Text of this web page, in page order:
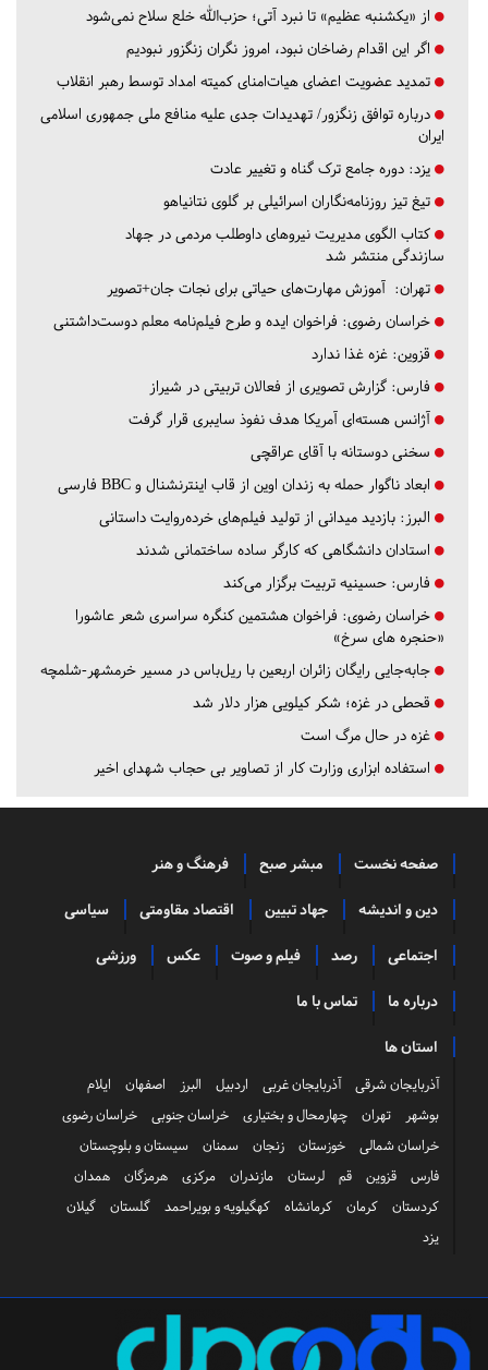
از «یکشنبه عظیم» تا نبرد آتی؛ حزب‌الله خلع سلاح نمی‌شود
اگر این اقدام رضاخان نبود، امروز نگران زنگزور نبودیم
تمدید عضویت اعضای هیات‌امنای کمیته امداد توسط رهبر انقلاب
درباره توافق زنگزور/ تهدیدات جدی علیه منافع ملی جمهوری اسلامی
ایران
یزد: دوره جامع ترک گناه و تغییر عادت
تیغ تیز روزنامه‌نگاران اسرائیلی بر گلوی نتانیاهو
کتاب الگوی مدیریت نیروهای داوطلب مردمی در جهاد
سازندگی منتشر شد
تهران: آموزش مهارت‌های حیاتی برای نجات جان+تصویر
خراسان رضوی: فراخوان ایده و طرح فیلم‌نامه معلم دوست‌داشتنی
قزوین: غزه غذا ندارد
فارس: گزارش تصویری از فعالان تربیتی در شیراز
آژانس هسته‌ای آمریکا هدف نفوذ سایبری قرار گرفت
سخنی دوستانه با آقای عراقچی
ابعاد ناگوار حمله به زندان اوین از قاب اینترنشنال و BBC فارسی
البرز: بازدید میدانی از تولید فیلم‌های خرده‌روایت داستانی
استادان دانشگاهی که کارگر ساده ساختمانی شدند
فارس: حسینیه تربیت برگزار می‌کند
خراسان رضوی: فراخوان هشتمین کنگره سراسری شعر عاشورا
«حنجره های سرخ»
جابه‌جایی رایگان زائران اربعین با ریل‌باس در مسیر خرمشهر-شلمچه
قحطی در غزه؛ شکر کیلویی هزار دلار شد
غزه در حال مرگ است
استفاده ابزاری وزارت کار از تصاویر بی حجاب شهدای اخیر
صفحه نخست مبشر صبح فرهنگ و هنر
دین و اندیشه جهاد تبیین اقتصاد مقاومتی سیاسی
اجتماعی رصد فیلم و صوت عکس ورزشی
درباره ما تماس با ما
استان ها
آذربایجان شرقی آذربایجان غربی اردبیل البرز اصفهان
ایلام
بوشهر
تهران چهارمحال و بختیاری خراسان جنوبی
خراسان رضوی
خراسان شمالی
خوزستان زنجان سمنان
سیستان و بلوچستان
فارس
قزوین قم لرستان مازندران مرکزی هرمزگان
همدان
کردستان
کرمان کرمانشاه کهگیلویه و بویراحمد گلستان
گیلان
یزد